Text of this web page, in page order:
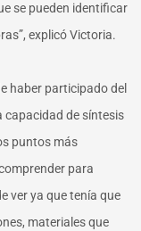
se pueden identificar
explicó Victoria.
haber participado del
capacidad de síntesis
puntos más
para
ver ya que tenía que
materiales que